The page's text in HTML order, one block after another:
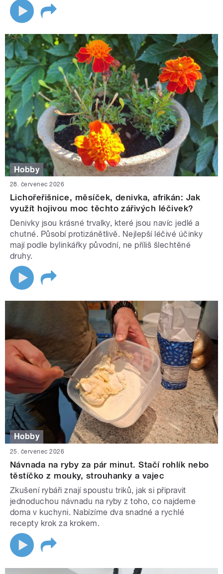
Hobby
28. červenec 2026
Lichořeřišnice, měsíček, denivka, afrikán: Jak
využít hojivou moc těchto zářivých léčivek?
Denivky jsou krásné trvalky, které jsou navíc jedlé a
chutné. Působí protizánětlivě. Nejlepší léčivé účinky
mají podle bylinkářky původní, ne příliš šlechtěné
druhy.
Hobby
25. červenec 2026
Návnada na ryby za pár minut. Stačí rohlík nebo
těstíčko z mouky, strouhanky a vajec
Zkušení rybáři znají spoustu triků, jak si připravit
jednoduchou návnadu na ryby z toho, co najdeme
doma v kuchyni. Nabízíme dva snadné a rychlé
recepty krok za krokem.